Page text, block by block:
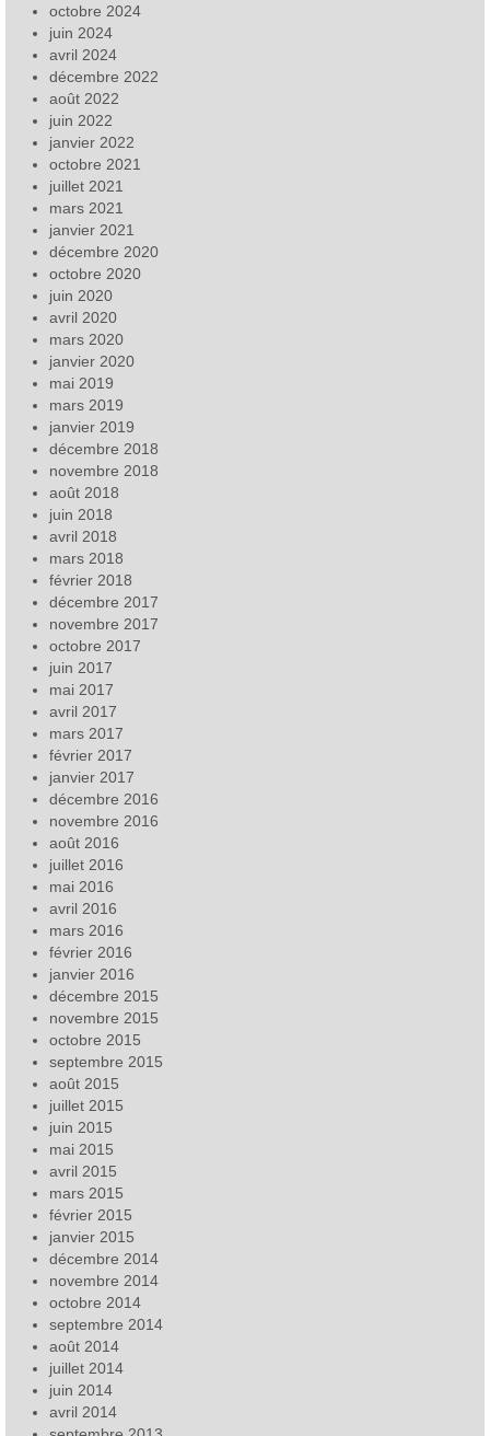
octobre 2024
juin 2024
avril 2024
décembre 2022
août 2022
juin 2022
janvier 2022
octobre 2021
juillet 2021
mars 2021
janvier 2021
décembre 2020
octobre 2020
juin 2020
avril 2020
mars 2020
janvier 2020
mai 2019
mars 2019
janvier 2019
décembre 2018
novembre 2018
août 2018
juin 2018
avril 2018
mars 2018
février 2018
décembre 2017
novembre 2017
octobre 2017
juin 2017
mai 2017
avril 2017
mars 2017
février 2017
janvier 2017
décembre 2016
novembre 2016
août 2016
juillet 2016
mai 2016
avril 2016
mars 2016
février 2016
janvier 2016
décembre 2015
novembre 2015
octobre 2015
septembre 2015
août 2015
juillet 2015
juin 2015
mai 2015
avril 2015
mars 2015
février 2015
janvier 2015
décembre 2014
novembre 2014
octobre 2014
septembre 2014
août 2014
juillet 2014
juin 2014
avril 2014